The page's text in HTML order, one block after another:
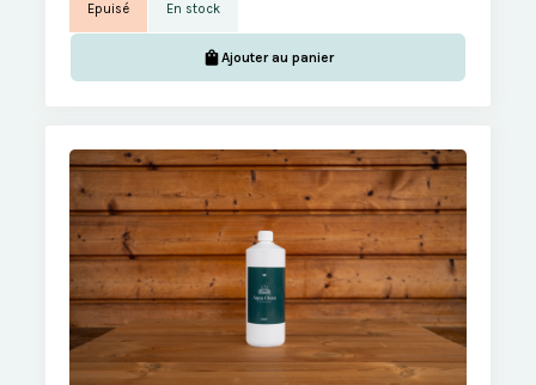
Epuisé En stock
Ajouter au panier